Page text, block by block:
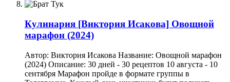
Кулинария [Виктория Исакова] Овощной
марафон (2024)
Автор: Виктория Исакова Название: Овощной марафон
(2024) Описание: 30 дней - 30 рецептов 10 августа - 10
сентября Марафон пройде в формате группы в